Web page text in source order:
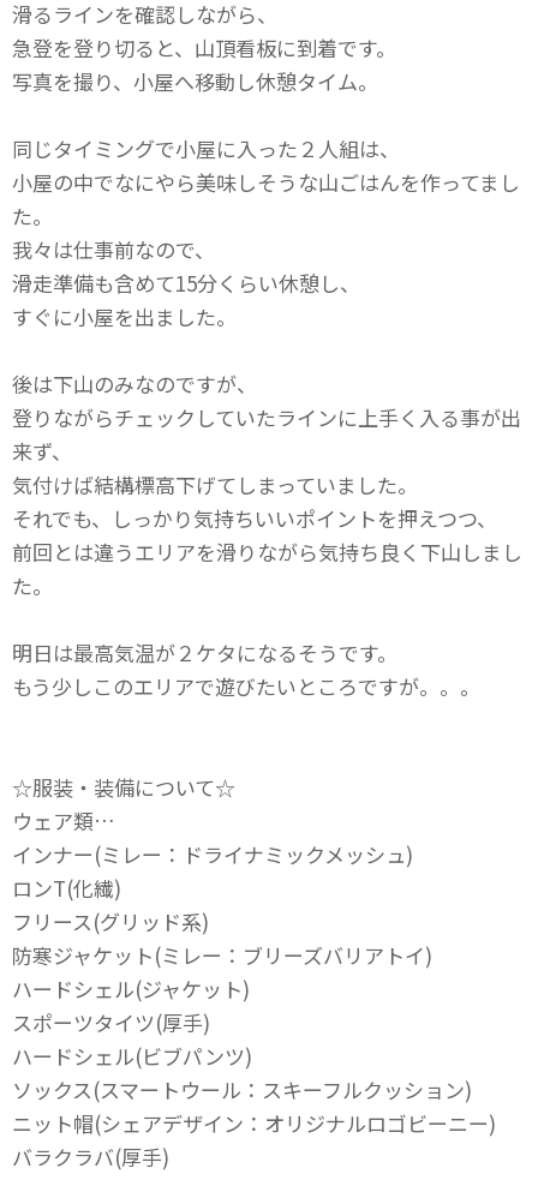
滑るラインを確認しながら、
急登を登り切ると、山頂看板に到着です。
写真を撮り、小屋へ移動し休憩タイム。
同じタイミングで小屋に入った２人組は、
小屋の中でなにやら美味しそうな山ごはんを作ってまし
た。
我々は仕事前なので、
滑走準備も含めて15分くらい休憩し、
すぐに小屋を出ました。
後は下山のみなのですが、
登りながらチェックしていたラインに上手く入る事が出
来ず、
気付けば結構標高下げてしまっていました。
それでも、しっかり気持ちいいポイントを押えつつ、
前回とは違うエリアを滑りながら気持ち良く下山しまし
た。
明日は最高気温が２ケタになるそうです。
もう少しこのエリアで遊びたいところですが。。。
☆服装・装備について☆
ウェア類…
インナー(ミレー：ドライナミックメッシュ)
ロンT(化繊)
フリース(グリッド系)
防寒ジャケット(ミレー：ブリーズバリアトイ)
ハードシェル(ジャケット)
スポーツタイツ(厚手)
ハードシェル(ビブパンツ)
ソックス(スマートウール：スキーフルクッション)
ニット帽(シェアデザイン：オリジナルロゴビーニー)
バラクラバ(厚手)